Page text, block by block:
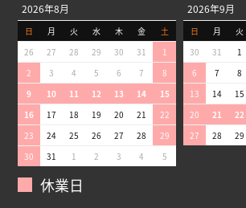
2026年8月
日 月 火 水 木 金
土
26
27 28 29 30 31
1
2
3 4 5 6 7
8
9
10 11 12 13 14
15
16
17 18 19 20 21
22
23
24 25 26 27 28
29
30
31 1 2 3 4 5
2026年9月
日 月 火
30
31 1
6
7 8
13
14 15
20
21 22
27
28 29
休業日